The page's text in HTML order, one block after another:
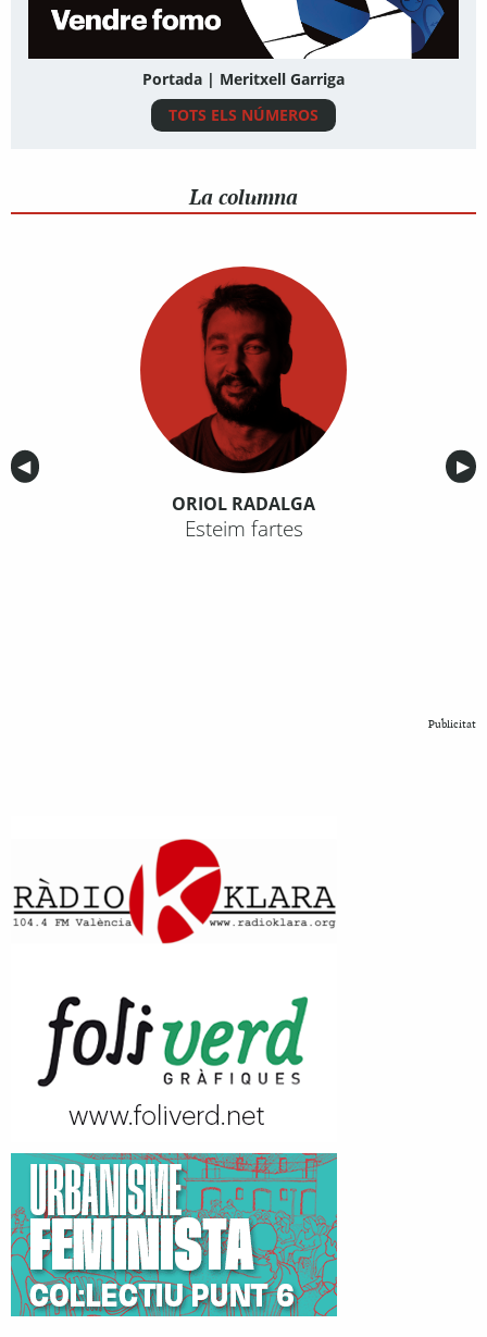
Portada | Meritxell Garriga
TOTS ELS NÚMEROS
La columna
Anterior
◀︎ ▶︎
ORIOL RADALGA
Esteim fartes
Publicitat